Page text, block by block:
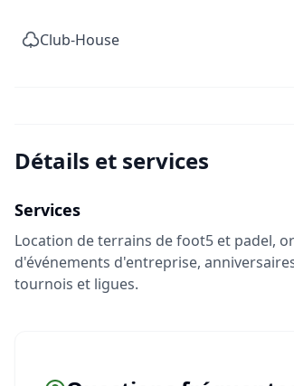
Club-House
Détails et services
Services
Location de terrains de foot5 et padel,
d'événements d'entreprise,
tournois et ligues.